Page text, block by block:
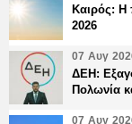
Καιρός: Η
2026
07 Αυγ
ΔΕΗ:
Πολωνία
07 Αυγ